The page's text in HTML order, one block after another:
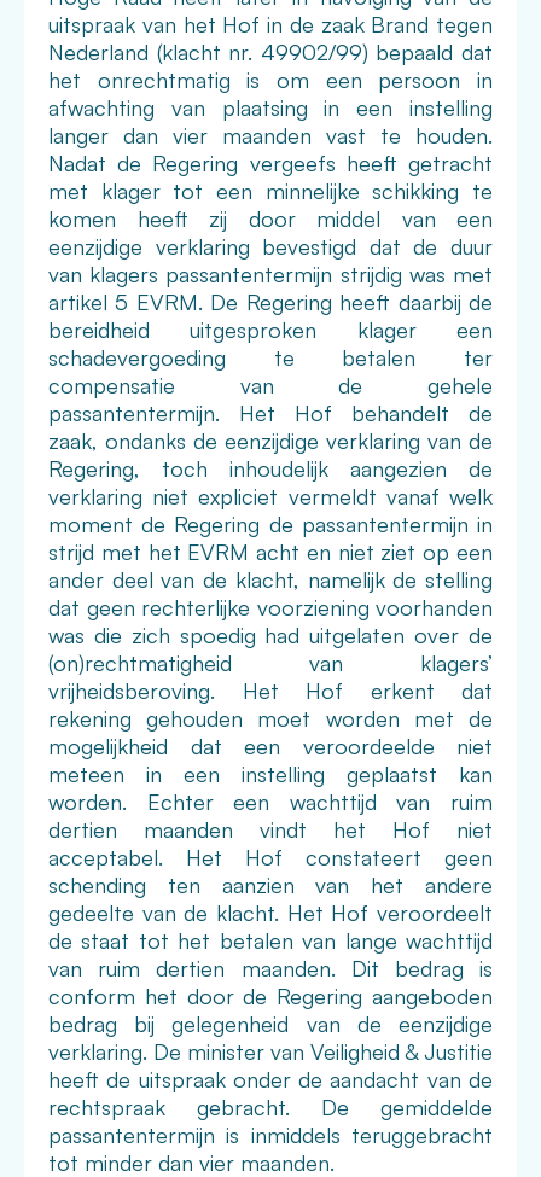
uitspraak van het Hof in de zaak Brand tegen
Nederland (klacht nr. 49902/99) bepaald dat
het onrechtmatig is om een persoon in
afwachting van plaatsing in een instelling
langer dan vier maanden vast te houden.
Nadat de Regering vergeefs heeft getracht
met klager tot een minnelijke schikking te
komen heeft zij door middel van een
eenzijdige verklaring bevestigd dat de duur
van klagers passantentermijn strijdig was met
artikel 5 EVRM. De Regering heeft daarbij de
bereidheid uitgesproken klager een
schadevergoeding te betalen ter
compensatie van de gehele
passantentermijn. Het Hof behandelt de
zaak, ondanks de eenzijdige verklaring van de
Regering, toch inhoudelijk aangezien de
verklaring niet expliciet vermeldt vanaf welk
moment de Regering de passantentermijn in
strijd met het EVRM acht en niet ziet op een
ander deel van de klacht, namelijk de stelling
dat geen rechterlijke voorziening voorhanden
was die zich spoedig had uitgelaten over de
(on)rechtmatigheid van klagers’
vrijheidsberoving. Het Hof erkent dat
rekening gehouden moet worden met de
mogelijkheid dat een veroordeelde niet
meteen in een instelling geplaatst kan
worden. Echter een wachttijd van ruim
dertien maanden vindt het Hof niet
acceptabel. Het Hof constateert geen
schending ten aanzien van het andere
gedeelte van de klacht. Het Hof veroordeelt
de staat tot het betalen van lange wachttijd
van ruim dertien maanden. Dit bedrag is
conform het door de Regering aangeboden
bedrag bij gelegenheid van de eenzijdige
verklaring. De minister van Veiligheid & Justitie
heeft de uitspraak onder de aandacht van de
rechtspraak gebracht. De gemiddelde
passantentermijn is inmiddels teruggebracht
tot minder dan vier maanden.